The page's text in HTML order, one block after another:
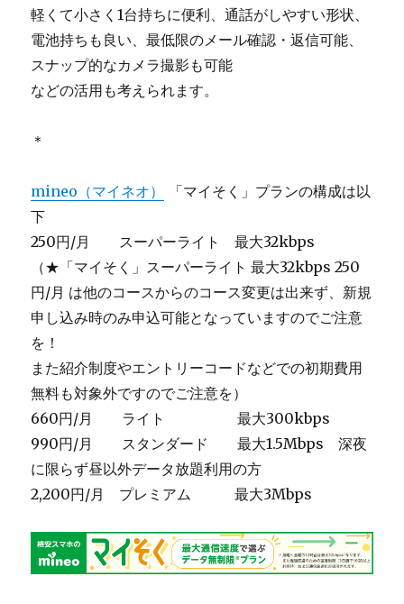
軽くて小さく1台持ちに便利、通話がしやすい形状、
電池持ちも良い、最低限のメール確認・返信可能、
スナップ的なカメラ撮影も可能
などの活用も考えられます。
＊
mineo（マイネオ）
「マイそく」プランの構成は以
下
250円/月 スーパーライト 最大32kbps
（★「マイそく」スーパーライト 最大32kbps 250
円/月 は他のコースからのコース変更は出来ず、新規
申し込み時のみ申込可能となっていますのでご注意
を！
また紹介制度やエントリーコードなどでの初期費用
無料も対象外ですのでご注意を）
660円/月 ライト 最大300kbps
990円/月 スタンダード 最大1.5Mbps 深夜
に限らず昼以外データ放題利用の方
2,200円/月 プレミアム 最大3Mbps